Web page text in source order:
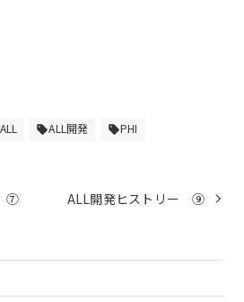
ALL sellALL開発 sellPHI
⑦ ALL開発ヒストリー ⑨